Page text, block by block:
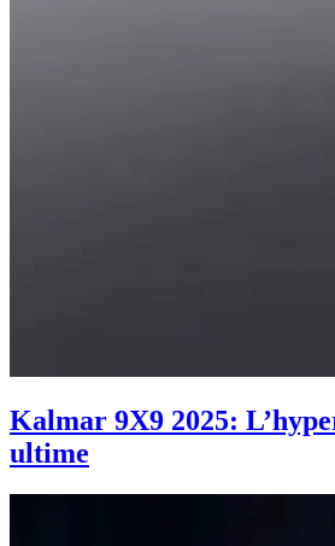
Kalmar 9X9 2025:
ultime